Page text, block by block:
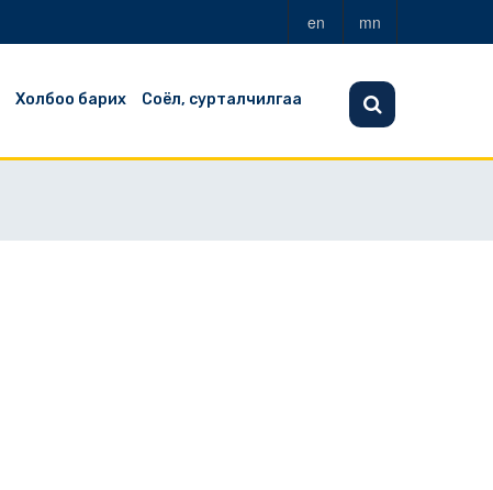
en mn
Холбоо барих Соёл, сурталчилгаа